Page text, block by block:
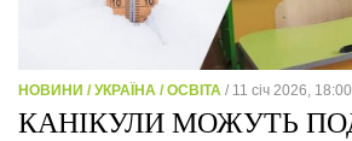
НОВИНИ / УКРАЇНА / ОСВІТА / 11 січ 2026, 18:00
КАНІКУЛИ МОЖУТЬ